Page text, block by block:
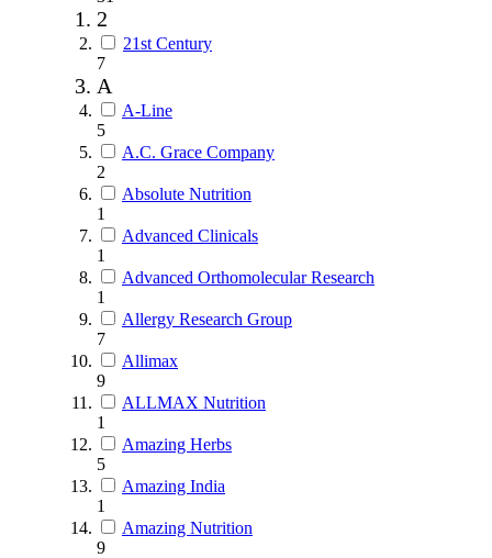
2
21st Century
7
A
A-Line
5
A.C. Grace Company
2
Absolute Nutrition
1
Advanced Clinicals
1
Advanced Orthomolecular Research
1
Allergy Research Group
7
Allimax
9
ALLMAX Nutrition
1
Amazing Herbs
5
Amazing India
1
Amazing Nutrition
9